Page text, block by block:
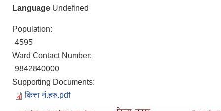
Language Undefined
Population:
4595
Ward Contact Number:
9842840000
Supporting Documents:
कित्ता नं.हरु.pdf